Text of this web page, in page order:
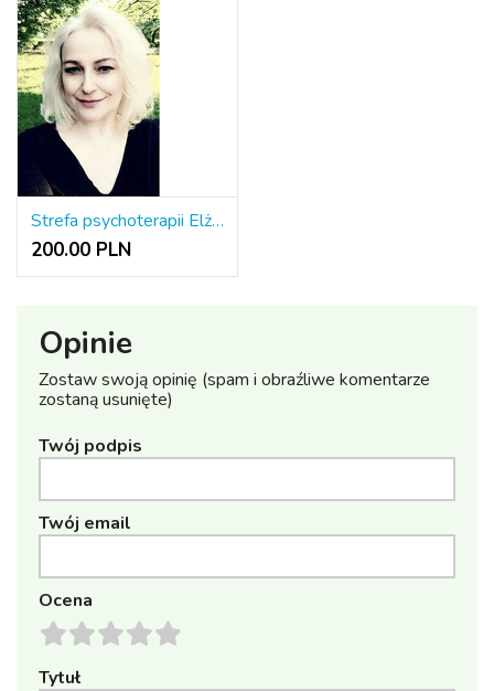
Strefa psychoterapii Elżbieta Chmielewska-Kaczmarczyk
200.00 PLN
Opinie
Zostaw swoją opinię (spam i obraźliwe komentarze
zostaną usunięte)
Twój podpis
Twój email
Ocena
Tytuł